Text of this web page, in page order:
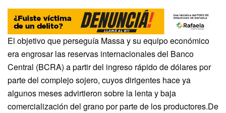
El objetivo que perseguía Massa y su equipo económico
era engrosar las reservas internacionales del Banco
Central (BCRA) a partir del ingreso rápido de dólares por
parte del complejo sojero, cuyos dirigentes hace ya
algunos meses advirtieron sobre la lenta y baja
comercialización del grano por parte de los productores.De